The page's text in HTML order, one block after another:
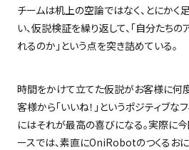
チームは机上の空論ではなく、とにかく
い、仮説検証を繰り返して、「自分たち
れるのか」という点を突き詰めている。
時間をかけて立てた仮説がお客様に何
客様から「いいね！」というポジティブな
にはそれが最高の喜びになる。実際に
ースでは、素直にOniRobotのつくるお